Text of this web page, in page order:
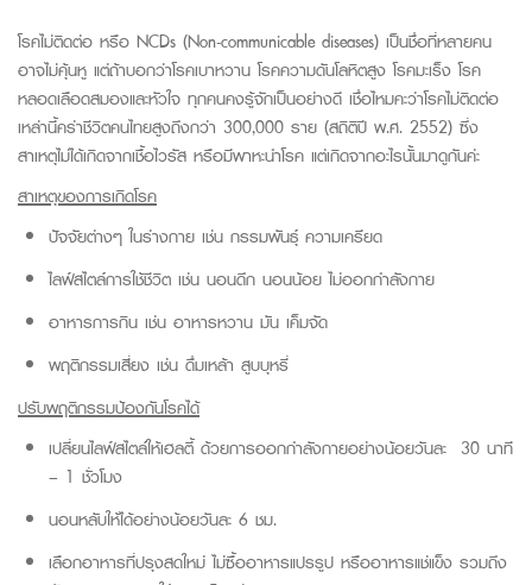
โรคไม่ติดต่อ หรือ NCDs (Non-communicable diseases) เป็นชื่อที่หลายคน
อาจไม่คุ้นหู แต่ถ้าบอกว่าโรคเบาหวาน โรคความดันโลหิตสูง โรคมะเร็ง โรค
หลอดเลือดสมองและหัวใจ ทุกคนคงรู้จักเป็นอย่างดี เชื่อไหมคะว่าโรคไม่ติดต่อ
เหล่านี้คร่าชีวิตคนไทยสูงถึงกว่า 300,000 ราย (สถิติปี พ.ศ. 2552) ซึ่ง
สาเหตุไม่ได้เกิดจากเชื้อไวรัส หรือมีพาหะนำโรค แต่เกิดจากอะไรนั้นมาดูกันค่ะ
สาเหตุของการเกิดโรค
ปัจจัยต่างๆ ในร่างกาย เช่น กรรมพันธุ์ ความเครียด
ไลฟ์สไตล์การใช้ชีวิต เช่น นอนดึก นอนน้อย ไม่ออกกำลังกาย
อาหารการกิน เช่น อาหารหวาน มัน เค็มจัด
พฤติกรรมเสี่ยง เช่น ดื่มเหล้า สูบบุหรี่
ปรับพฤติกรรมป้องกันโรคได้
เปลี่ยนไลฟ์สไตล์ให้เฮลตี้ ด้วยการออกกำลังกายอย่างน้อยวันละ 30 นาที
– 1 ชั่วโมง
นอนหลับให้ได้อย่างน้อยวันละ 6 ชม.
เลือกอาหารที่ปรุงสดใหม่ ไม่ซื้ออาหารแปรรูป หรืออาหารแช่แข็ง รวมถึง